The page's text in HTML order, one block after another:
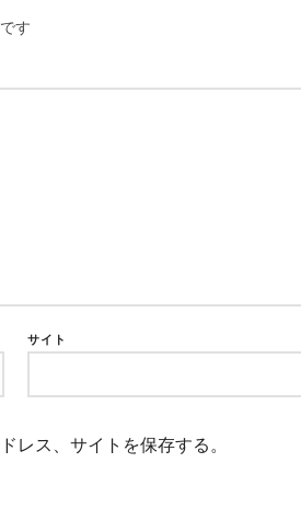
す
サイト
レス、サイトを保存する。